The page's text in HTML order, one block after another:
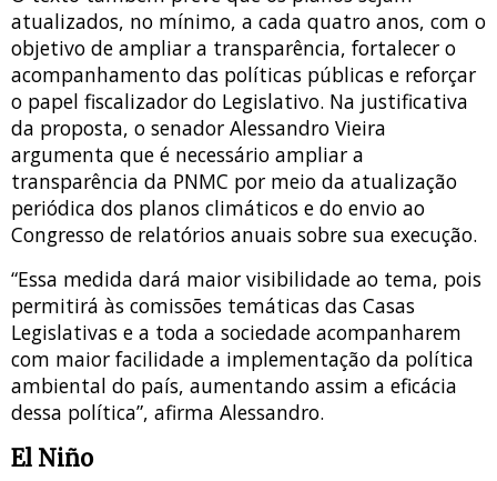
atualizados, no mínimo, a cada quatro anos, com o
objetivo de ampliar a transparência, fortalecer o
acompanhamento das políticas públicas e reforçar
o papel fiscalizador do Legislativo. Na justificativa
da proposta, o senador Alessandro Vieira
argumenta que é necessário ampliar a
transparência da PNMC por meio da atualização
periódica dos planos climáticos e do envio ao
Congresso de relatórios anuais sobre sua execução.
“Essa medida dará maior visibilidade ao tema, pois
permitirá às comissões temáticas das Casas
Legislativas e a toda a sociedade acompanharem
com maior facilidade a implementação da política
ambiental do país, aumentando assim a eficácia
dessa política”, afirma Alessandro.
El Niño